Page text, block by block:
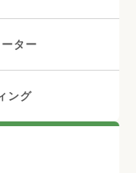
ター
ング